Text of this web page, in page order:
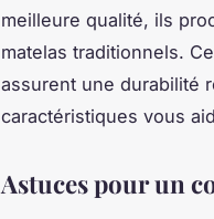
meilleure qualité, ils
matelas traditionnels.
assurent une durabilité
caractéristiques vous
Astuces pour un